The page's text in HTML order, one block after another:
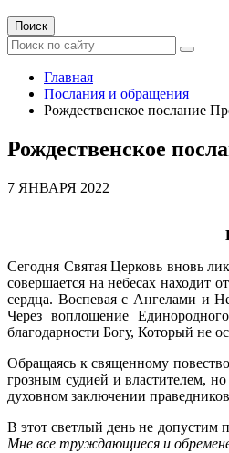
Поиск
Главная
Послания и обращения
Рождественское послание
Рождественское
7 ЯНВАРЯ 2022
Сегодня Святая Церковь вновь
совершается на небесах
сердца. Воспевая с Ангелами и
Через воплощение
благодарности Богу, Который не
Обращаясь к священному
грозным судией и властителем,
духовном заключении
В этот светлый день не допустим
Мне все труждающиеся и